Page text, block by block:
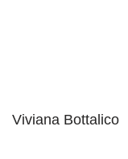
Viviana Bottalico